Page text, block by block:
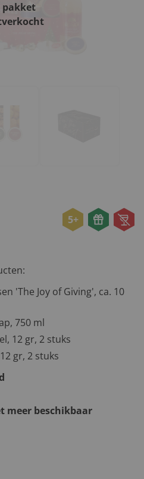
pakket
5+
'The Joy of Giving', ca. 10
750 ml
12 gr, 2 stuks
gr, 2 stuks
meer beschikbaar